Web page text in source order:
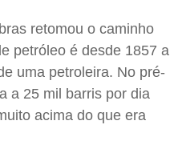
retomou o caminho
petróleo é desde 1857 a
uma petroleira. No pré-
a 25 mil barris por dia
acima do que era